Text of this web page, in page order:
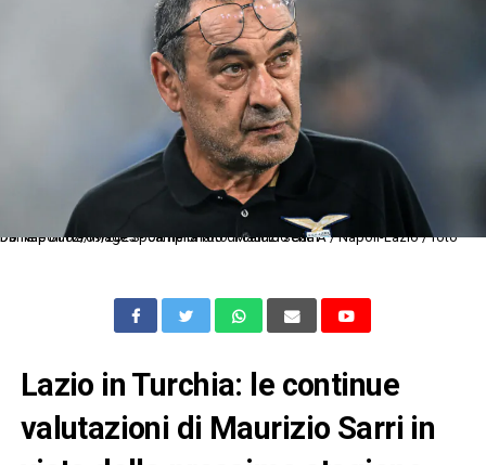
Db Napoli 02/09/2023 - campionato di calcio serie A / Napoli-Lazio / foto Daniele Buffa/Image Sport nella foto: Maurizio Sarri
Lazio in Turchia: le continue
valutazioni di Maurizio Sarri in